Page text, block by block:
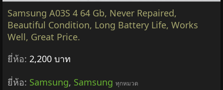
Samsung A03S 4 64 Gb, Never Repaired,
Beautiful Condition, Long Battery Life, Works
Well, Great Price.
ยี่ห้อ: 2,200 บาท
ยี่ห้อ: Samsung, Samsung ทุกหมวด